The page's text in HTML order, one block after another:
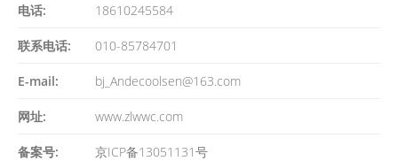
电话: 18610245584
联系电话: 010-85784701
E-mail: bj_Andecoolsen@163.com
网址: www.zlwwc.com
备案号: 京ICP备13051131号